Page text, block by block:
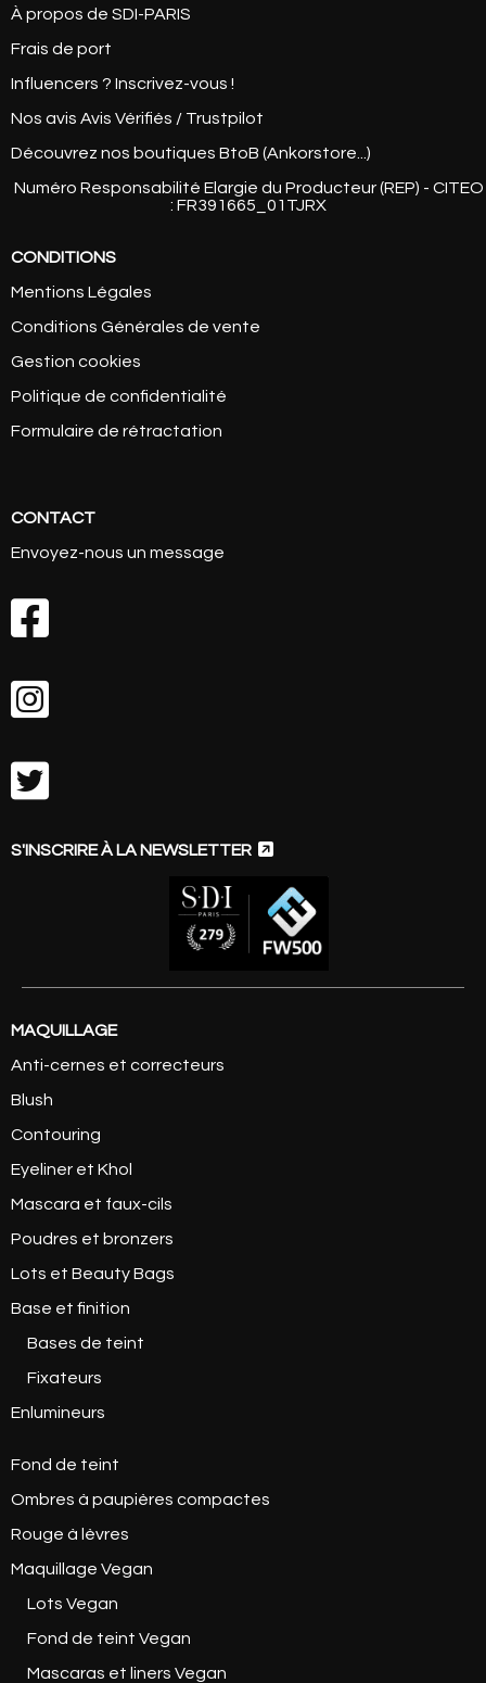
À propos de SDI-PARIS
Frais de port
Influencers ? Inscrivez-vous !
Nos avis Avis Vérifiés / Trustpilot
Découvrez nos boutiques BtoB (Ankorstore...)
Numéro Responsabilité Elargie du Producteur (REP) - CITEO
: FR391665_01TJRX
CONDITIONS
Mentions Légales
Conditions Générales de vente
Gestion cookies
Politique de confidentialité
Formulaire de rétractation
CONTACT
Envoyez-nous un message



S'INSCRIRE À LA NEWSLETTER 
MAQUILLAGE
Anti-cernes et correcteurs
Blush
Contouring
Eyeliner et Khol
Mascara et faux-cils
Poudres et bronzers
Lots et Beauty Bags
Base et finition
Bases de teint
Fixateurs
Enlumineurs
Fond de teint
Ombres à paupières compactes
Rouge à lèvres
Maquillage Vegan
Lots Vegan
Fond de teint Vegan
Mascaras et liners Vegan